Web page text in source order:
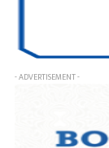
- ADVERTISEMENT -